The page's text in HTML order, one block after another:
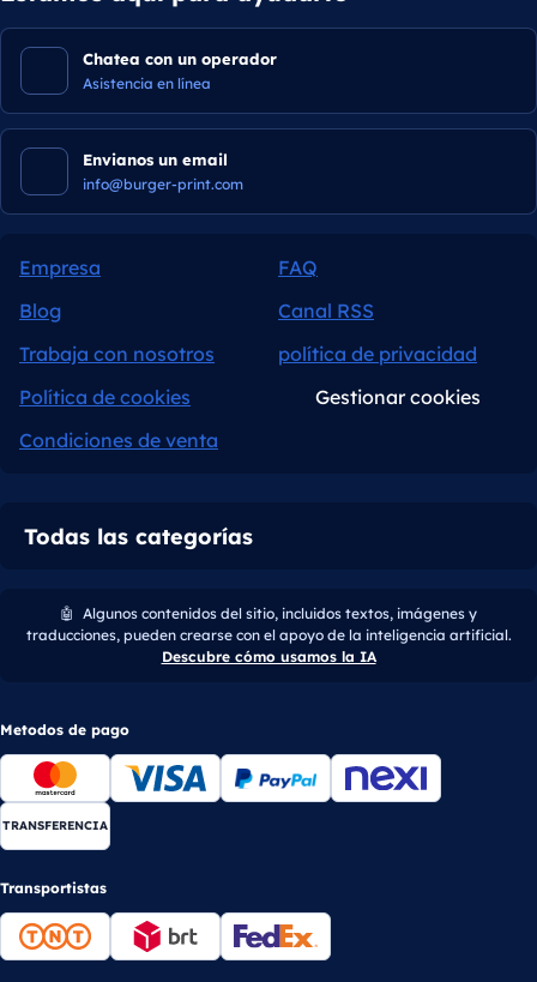
Chatea con un operador
Asistencia en línea
Envianos un email
info@burger-print.com
Empresa
FAQ
Blog
Canal RSS
Trabaja con nosotros
política de privacidad
Política de cookies
Gestionar cookies
Condiciones de venta
Todas las categorías
🤖 Algunos contenidos del sitio, incluidos textos, imágenes y
traducciones, pueden crearse con el apoyo de la inteligencia artificial.
Descubre cómo usamos la IA
Metodos de pago
TRANSFERENCIA
Transportistas